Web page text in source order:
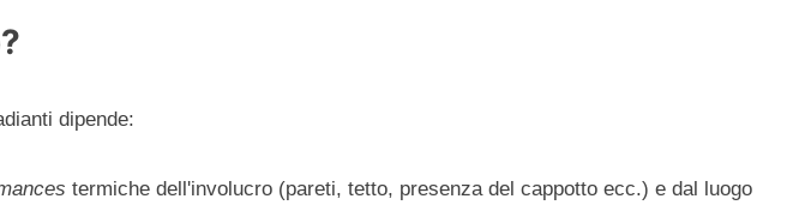
dipende:
termiche dell'involucro (pareti, tetto, presenza del cappotto ecc.) e dal luogo